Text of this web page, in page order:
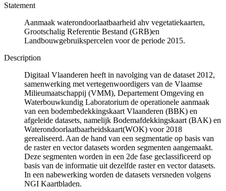
Statement
Aanmaak waterondoorlaatbaarheid ahv vegetatiekaarten,
Grootschalig Referentie Bestand (GRB)en
Landbouwgebruikspercelen voor de periode 2015.
Description
Digitaal Vlaanderen heeft in navolging van de dataset 2012,
samenwerking met vertegenwoordigers van de Vlaamse
Milieumaatschappij (VMM), Departement Omgeving en
Waterbouwkundig Laboratorium de operationele aanmaak
van een bodembedekkingskaart Vlaanderen (BBK) en
afgeleide datasets, namelijk Bodemafdekkingskaart (BAK) en
Waterondoorlaatbaarheidskaart(WOK) voor 2018
gerealiseerd. Aan de hand van een segmentatie op basis van
de raster en vector datasets worden segmenten aangemaakt.
Deze segmenten worden in een 2de fase geclassificeerd op
basis van de informatie uit dezelfde raster en vector datasets.
In een nabewerking worden de datasets versneden volgens
NGI Kaartbladen.